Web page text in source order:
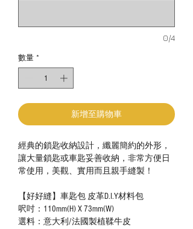
0/4
數量 *
新增至購物車
經典的鎖匙收納設計，纖麗簡約的外形，
讓大量鎖匙或車匙妥善收納，非常方便日
常使用，美觀、實用而且親手縫製！
【好好縫】車匙包 皮革D.I.Y材料包
呎吋：110mm(H) X 73mm(W)
選料：意大利/法國製植鞣牛皮